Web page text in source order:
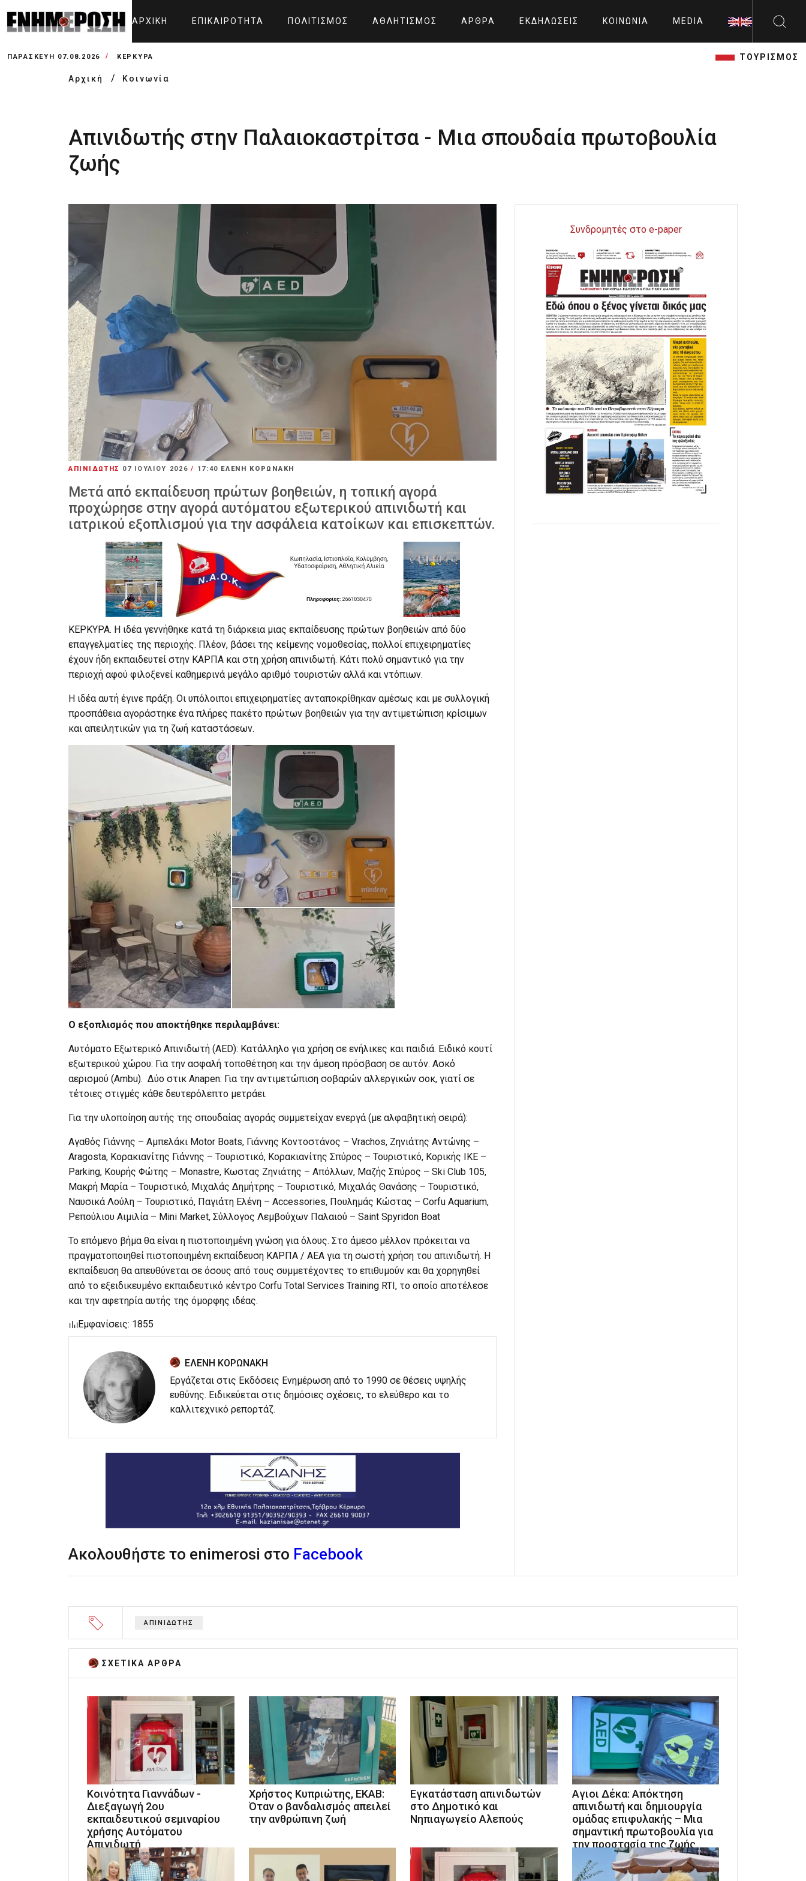
ΑΡΧΙΚΉ ΕΠΙΚΑΙΡΌΤΗΤΑ ΠΟΛΙΤΙΣΜΌΣ ΑΘΛΗΤΙΣΜΌΣ ΆΡΘΡΑ ΕΚΔΗΛΏΣΕΙΣ ΚΟΙΝΩΝΊΑ MEDIA
ΠΑΡΑΣΚΕΥΉ 07.08.2026 ΚΕΡΚΥΡΑ ΤΟΥΡΙΣΜΟΣ
Αρχική Κοινωνία
Απινιδωτής στην Παλαιοκαστρίτσα - Μια σπουδαία πρωτοβουλία
ζωής
ΑΠΙΝΙΔΩΤΗΣ 07 ΙΟΥΛΊΟΥ 2026/ 17:40 ΕΛΕΝΗ ΚΟΡΩΝΑΚΗ
Μετά από εκπαίδευση πρώτων βοηθειών, η τοπική αγορά
προχώρησε στην αγορά αυτόματου εξωτερικού απινιδωτή και
ιατρικού εξοπλισμού για την ασφάλεια κατοίκων και επισκεπτών.
ΚΕΡΚΥΡΑ. Η ιδέα γεννήθηκε κατά τη διάρκεια μιας εκπαίδευσης πρώτων βοηθειών από δύο
επαγγελματίες της περιοχής. Πλέον, βάσει της κείμενης νομοθεσίας, πολλοί επιχειρηματίες
έχουν ήδη εκπαιδευτεί στην ΚΑΡΠΑ και στη χρήση απινιδωτή. Κάτι πολύ σημαντικό για την
περιοχή αφού φιλοξενεί καθημερινά μεγάλο αριθμό τουριστών αλλά και ντόπιων.
Η ιδέα αυτή έγινε πράξη. Οι υπόλοιποι επιχειρηματίες ανταποκρίθηκαν αμέσως και με συλλογική
προσπάθεια αγοράστηκε ένα πλήρες πακέτο πρώτων βοηθειών για την αντιμετώπιση κρίσιμων
και απειλητικών για τη ζωή καταστάσεων.
Ο εξοπλισμός που αποκτήθηκε περιλαμβάνει:
Αυτόματο Εξωτερικό Απινιδωτή (AED): Κατάλληλο για χρήση σε ενήλικες και παιδιά. Ειδικό κουτί
εξωτερικού χώρου: Για την ασφαλή τοποθέτηση και την άμεση πρόσβαση σε αυτόν. Ασκό
αερισμού (Ambu). Δύο στικ Anapen: Για την αντιμετώπιση σοβαρών αλλεργικών σοκ, γιατί σε
τέτοιες στιγμές κάθε δευτερόλεπτο μετράει.
Για την υλοποίηση αυτής της σπουδαίας αγοράς συμμετείχαν ενεργά (με αλφαβητική σειρά):
Αγαθός Γιάννης – Αμπελάκι Motor Boats, Γιάννης Κοντοστάνος – Vrachos, Ζηνιάτης Αντώνης –
Aragosta, Κορακιανίτης Γιάννης – Τουριστικό, Κορακιανίτης Σπύρος – Τουριστικό, Κορικής ΙΚΕ –
Parking, Κουρής Φώτης – Monastre, Κωστας Ζηνιάτης – Απόλλων, Μαζής Σπύρος – Ski Club 105,
Μακρή Μαρία – Τουριστικό, Μιχαλάς Δημήτρης – Τουριστικό, Μιχαλάς Θανάσης – Τουριστικό,
Ναυσικά Λούλη – Τουριστικό, Παγιάτη Ελένη – Accessories, Πουλημάς Κώστας – Corfu Aquarium,
Ρεπούλιου Αιμιλία – Mini Market, Σύλλογος Λεμβούχων Παλαιού – Saint Spyridon Boat
Το επόμενο βήμα θα είναι η πιστοποιημένη γνώση για όλους. Στο άμεσο μέλλον πρόκειται να
πραγματοποιηθεί πιστοποιημένη εκπαίδευση ΚΑΡΠΑ / ΑΕΑ για τη σωστή χρήση του απινιδωτή. Η
εκπαίδευση θα απευθύνεται σε όσους από τους συμμετέχοντες το επιθυμούν και θα χορηγηθεί
από το εξειδικευμένο εκπαιδευτικό κέντρο Corfu Total Services Training RTI, το οποίο αποτέλεσε
και την αφετηρία αυτής της όμορφης ιδέας.
Εμφανίσεις: 1855
ΕΛΕΝΗ ΚΟΡΩΝΑΚΗ
Εργάζεται στις Εκδόσεις Ενημέρωση από το 1990 σε θέσεις υψηλής
ευθύνης. Ειδικεύεται στις δημόσιες σχέσεις, το ελεύθερο και το
καλλιτεχνικό ρεπορτάζ.
Ακολουθήστε το enimerosi στο Facebook
Συνδρομητές στο e-paper
ΑΠΙΝΙΔΩΤΗΣ
ΣΧΕΤΙΚA AΡΘΡΑ
Κοινότητα Γιαννάδων -
Διεξαγωγή 2ου
εκπαιδευτικού σεμιναρίου
χρήσης Αυτόματου
Απινιδωτή
Χρήστος Κυπριώτης, ΕΚΑΒ:
Όταν ο βανδαλισμός απειλεί
την ανθρώπινη ζωή
Εγκατάσταση απινιδωτών
στο Δημοτικό και
Νηπιαγωγείο Αλεπούς
Αγιοι Δέκα: Απόκτηση
απινιδωτή και δημιουργία
ομάδας επιφυλακής – Μια
σημαντική πρωτοβουλία για
την προστασία της ζωής